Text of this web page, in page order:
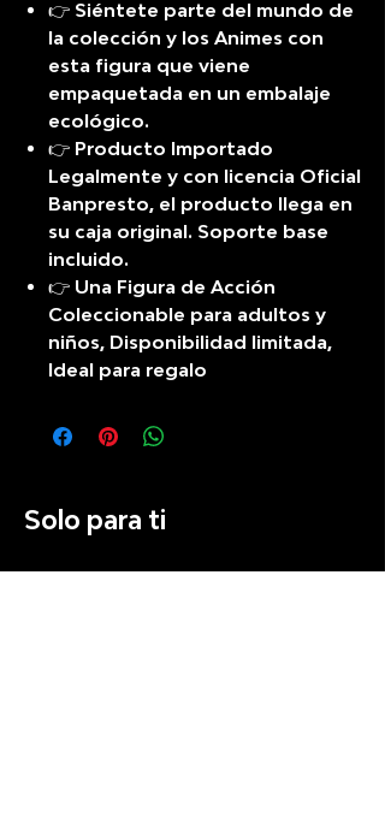
👉 Siéntete parte del mundo de
la colección y los Animes con
esta figura que viene
empaquetada en un embalaje
ecológico.
👉 Producto Importado
Legalmente y con licencia Oficial
Banpresto, el producto llega en
su caja original. Soporte base
incluido.
👉 Una Figura de Acción
Coleccionable para adultos y
niños, Disponibilidad limitada,
Ideal para regalo
Solo para ti